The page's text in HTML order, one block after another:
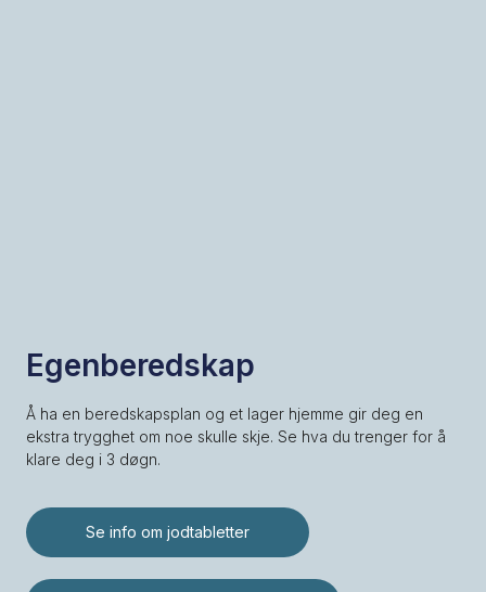
Egenberedskap
Å ha en beredskapsplan og et lager hjemme gir deg en
ekstra trygghet om noe skulle skje. Se hva du trenger for å
klare deg i 3 døgn.
Se info om jodtabletter